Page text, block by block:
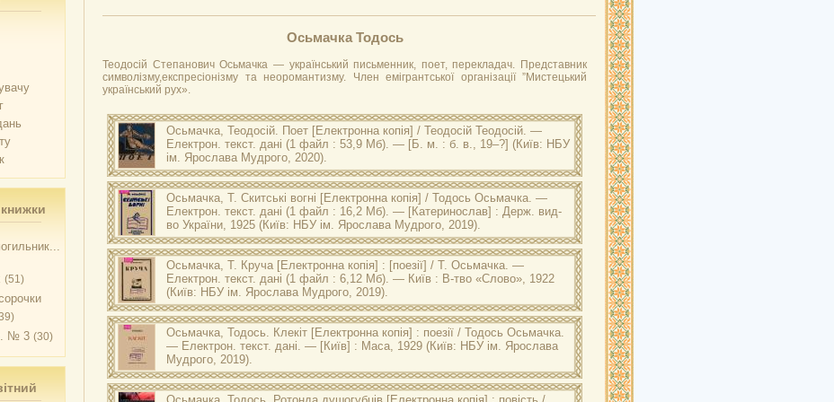
(51)
№ 3 (30)
Осьмачка Тодось
Теодосій Степанович Осьмачка — український письменник, поет, перекладач. Представник
символізму,експресіонізму та неоромантизму. Член емігрантської організації ”Мистецький
український рух».
Осьмачка, Теодосій. Поет [Електронна копія] / Теодосій Теодосій. —
Електрон. текст. дані (1 файл : 53,9 Мб). — [Б. м. : б. в., 19–?] (Київ: НБУ
ім. Ярослава Мудрого, 2020).
Оригінал друкованого документу зберігається в НБУ ім. Ярослава Мудрого:
Осьмачка Т. Поет / Теодосій Осьмачка. — [Б. м. : б. в., 19–?]. — 153, [1] с. : іл., портр.
Осьмачка, Т. Скитські вогні [Електронна копія] / Тодось Осьмачка. —
Електрон. текст. дані (1 файл : 16,2 Мб). — [Катеринослав] : Держ. вид-
во України, 1925 (Київ: НБУ ім. Ярослава Мудрого, 2019).
Оригінал друкованого документу зберігається в НБУ ім. Ярослава Мудрого:
Осьмачка Т. Скитські вогні / Тодось Осьмачка. — [Катеринослав] : Держ. вид-во
України, 1925. — 93, [2] с.
Осьмачка, Т. Круча [Електронна копія] : [поезії] / Т. Осьмачка. —
Електрон. текст. дані (1 файл : 6,12 Мб). — Київ : В-тво «Слово», 1922
(Київ: НБУ ім. Ярослава Мудрого, 2019).
Оригінал друкованого документу зберігається в НБУ ім. Ярослава Мудрого:
Осьмачка Т. Круча : [поезії] / Т. Осьмачка. — Київ : В-тво «Слово», 1922. — 31 с.
Осьмачка, Тодось. Клекіт [Електронна копія] : поезії / Тодось Осьмачка.
— Електрон. текст. дані. — [Київ] : Маса, 1929 (Київ: НБУ ім. Ярослава
Мудрого, 2019).
Оригінал друкованого документа зберігається в НБУ ім. Ярослава Мудрого:
Осьмачка Т. Клекіт : поезії. Кн. 3 / Тодось Осьмачка. – [Київ] : Маса, 1929. – 69, 3 с.